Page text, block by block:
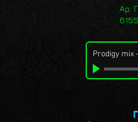
Αρ.
Prodigy mix